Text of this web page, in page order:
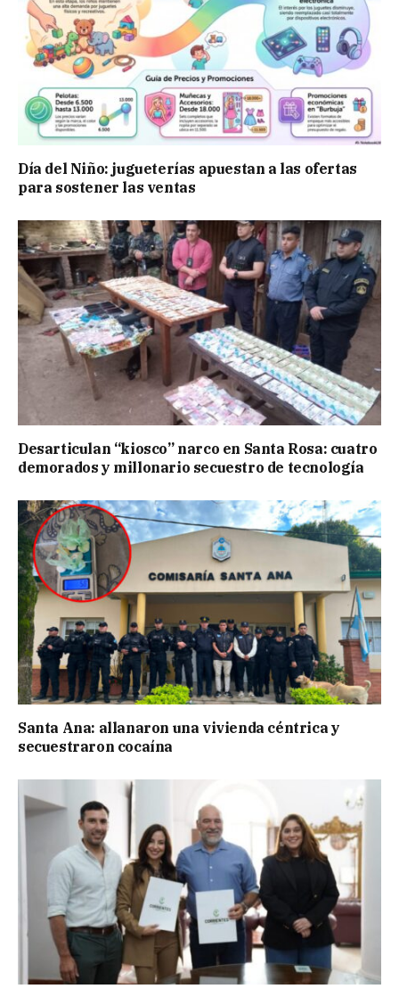
Día del Niño: jugueterías apuestan a las ofertas
para sostener las ventas
Desarticulan “kiosco” narco en Santa Rosa: cuatro
demorados y millonario secuestro de tecnología
Santa Ana: allanaron una vivienda céntrica y
secuestraron cocaína